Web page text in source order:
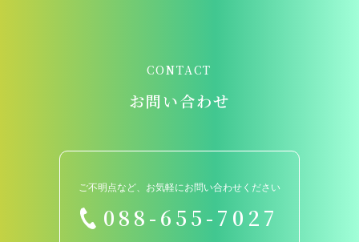
CONTACT
お問い合わせ
ご不明点など、お気軽にお問い合わせください
088-655-7027